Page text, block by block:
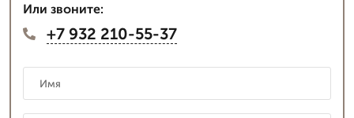
Или звоните:
+7 932 210-55-37